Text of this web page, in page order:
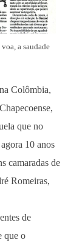
a saudade
Colômbia,
que no
10 anos
camaradas de
Romeiras,
de
que o